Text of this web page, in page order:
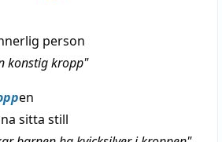
person
konstig kropp"
en
sitta still